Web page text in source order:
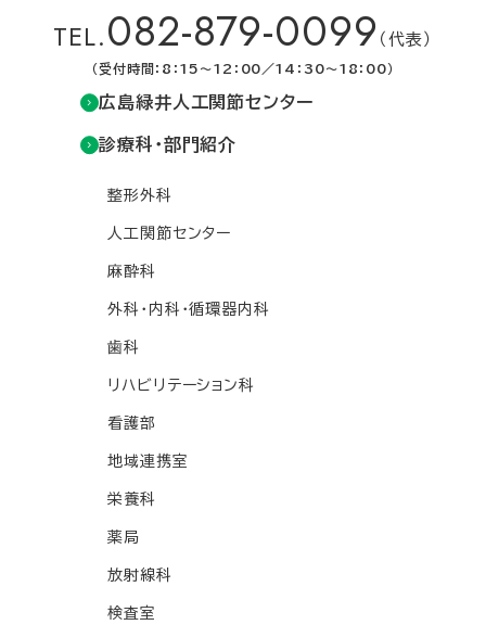
TEL.082-879-0099 （代表）
（受付時間：8：15～12：00／14：30～18：00）
広島緑井人工関節センター
診療科・部門紹介
整形外科
人工関節センター
麻酔科
外科・内科・循環器内科
歯科
リハビリテーション科
看護部
地域連携室
栄養科
薬局
放射線科
検査室